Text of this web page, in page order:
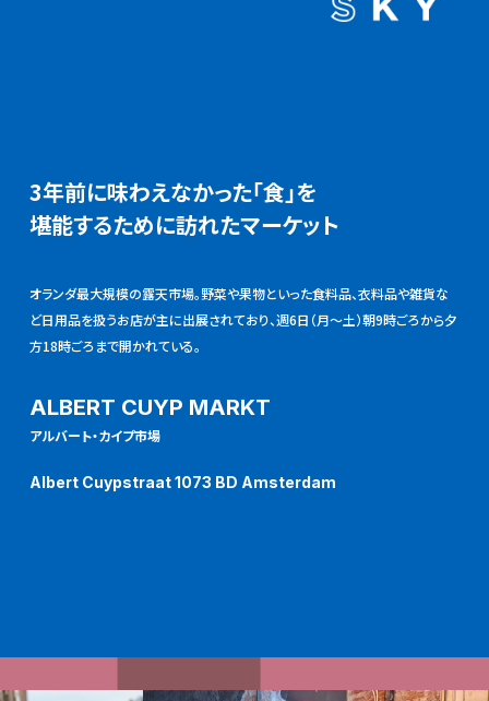
3年前に味わえなかった「食」を
堪能するために訪れたマーケット
オランダ最大規模の露天市場。野菜や果物といった食料品、衣料品や雑貨な
ど日用品を扱うお店が主に出展されており、週6日（月～土）朝9時ごろから夕
方18時ごろまで開かれている。
ALBERT CUYP MARKT
アルバート・カイプ市場
Albert Cuypstraat 1073 BD Amsterdam